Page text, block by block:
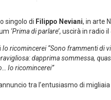
singolo di Filippo Neviani, in arte
‘Prima di parlare’, uscirà in radio il
Io ricomincerei “Sono frammenti di
dapprima sommessa,
Io ricomincerei”
tra l’entusiasmo di